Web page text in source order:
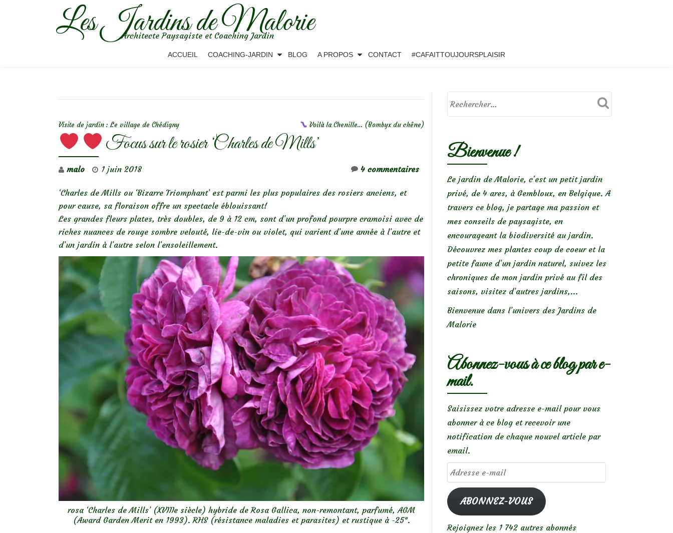
Les Jardins de Malorie
Architecte Paysagiste et Coaching Jardin
ACCUEIL COACHING-JARDIN BLOG A PROPOS CONTACT #CAFAITTOUJOURSPLAISIR
Visite de jardin : Le village de Chédigny Voilà la Chenille… (Bombyx du chêne)
Focus sur le rosier ‘Charles de Mills’
malo 1 juin 2018 4 commentaires
‘Charles de Mills ou ‘Bizarre Triomphant’ est parmi les plus populaires des rosiers anciens, et
pour cause, sa floraison offre un spectacle éblouissant!
Les grandes fleurs plates, très doubles, de 9 à 12 cm, sont d’un profond pourpre cramoisi avec de
riches nuances de rouge sombre velouté, lie-de-vin ou violet, qui varient d’une année à l’autre et
d’un jardin à l’autre selon l’ensoleillement.
rosa ‘Charles de Mills’ (XVIIIe siècle) hybride de Rosa Gallica, non-remontant, parfumé, AGM
(Award Garden Merit en 1993). RHS (résistance maladies et parasites) et rustique à -25°.
Bienvenue !
Le jardin de Malorie, c'est un petit jardin
privé, de 4 ares, à Gembloux, en Belgique. A
travers ce blog, je partage ma passion et
mes conseils de paysagiste, en
encourageant la biodiversité au jardin.
Découvrez mes plantes coup de coeur et la
petite faune d’un jardin naturel, suivez les
chroniques de mon jardin privé au fil des
saisons, visitez d’autres jardins,...
Bienvenue dans l’univers des Jardins de
Malorie
Abonnez-vous à ce blog par e-
mail.
Saisissez votre adresse e-mail pour vous
abonner à ce blog et recevoir une
notification de chaque nouvel article par
email.
Adresse
e-
mailABONNEZ-VOUS
Rejoignez les 1 742 autres abonnés